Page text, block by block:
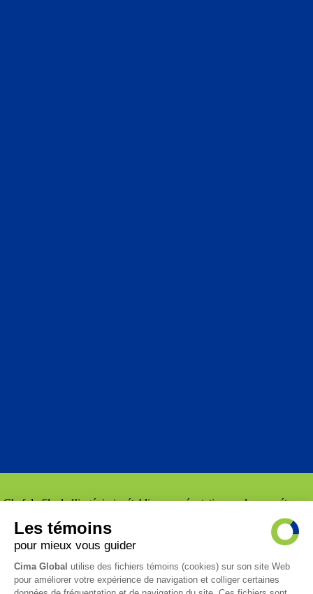
Chef de file de l’ingénierie, établi par sa réputation sur la compétence
et la recherche de l’excellence, CIMA GLOBAL se distingue par son
dynamisme et l’intégration des nouvelles technologies dans ses
processus afin d’apporter des solutions novatrices à des enjeux
contemporains de plus en plus complexes.
SIÈGE SOCIAL
1 (514) 317-2852